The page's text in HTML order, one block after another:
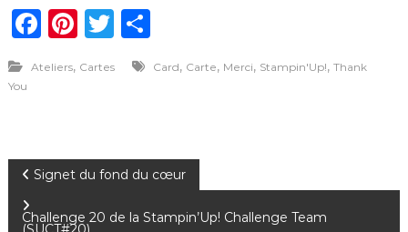
F
c
o
Pi
te
T
w
it
P
ta
Ateliers, Cartes Card, Carte, Merci, Stampin'Up!, Thank
You
N
a
Signet du fond du cœur
Challenge 20 de la Stampin’Up! Challenge Team